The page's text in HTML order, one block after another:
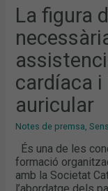
La figura
cardíaca i
auricular
Notes de premsa ,
És una de les
formació
amb la Societat
ASSISTENCIAL
DE
LA
INSUFICIÈNCIA
CARDÍACA
LA
FIBRIL·LACIÓ
AURICULAR